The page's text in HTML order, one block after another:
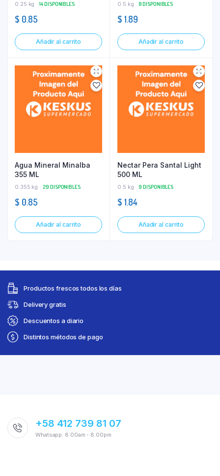
0.25 kg 14 DISPONIBLES
$ 0.85
Añadir al carrito
0.5 kg 8 DISPONIBLES
$ 1.89
Añadir al carrito
Agua Mineral Minalba
355 ML
0.355 kg 29 DISPONIBLES
$ 0.85
Añadir al carrito
Nectar Pera Santal Light
500 ML
0.5 kg 9 DISPONIBLES
$ 1.84
Añadir al carrito
Productos frescos todos los días
Delivery gratis
Descuentos a diario
Distintos métodos de pago
+58 412 739 81 07
Whatsapp: 8:00am - 8:00pm